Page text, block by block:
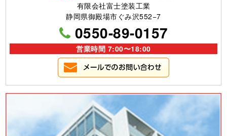
有限会社富士塗装工業
静岡県御殿場市ぐみ沢552−7
0550-89-0157
営業時間 7:00〜18:00